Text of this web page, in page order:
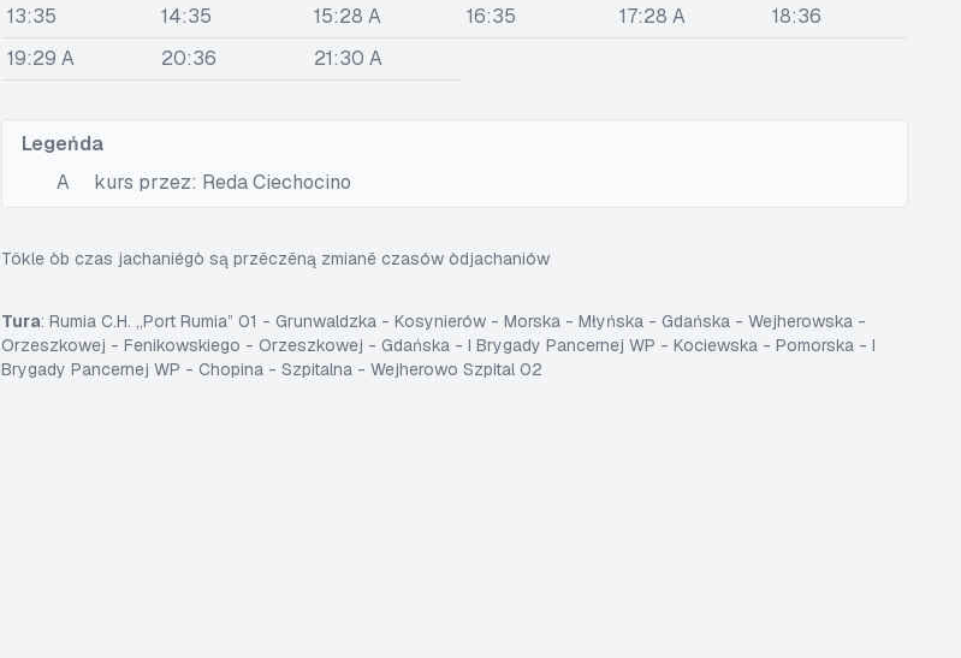
13:35
14:35 15:28 A 16:35 17:28 A
18:36
19:29 A
20:36 21:30 A
Legeńda
A
kurs przez: Reda Ciechocino
Tôkle òb czas jachaniégò są przëczëną zmianë czasów òdjachaniów
Tura: Rumia C.H. „Port Rumia” 01 - Grunwaldzka - Kosynierów - Morska - Młyńska - Gdańska - Wejherowska -
Orzeszkowej - Fenikowskiego - Orzeszkowej - Gdańska - I Brygady Pancernej WP - Kociewska - Pomorska - I
Brygady Pancernej WP - Chopina - Szpitalna - Wejherowo Szpital 02